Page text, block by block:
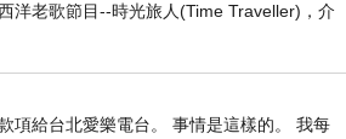
洋老歌節目--時光旅人(Time Traveller)，介
項給台北愛樂電台。 事情是這樣的。 我每